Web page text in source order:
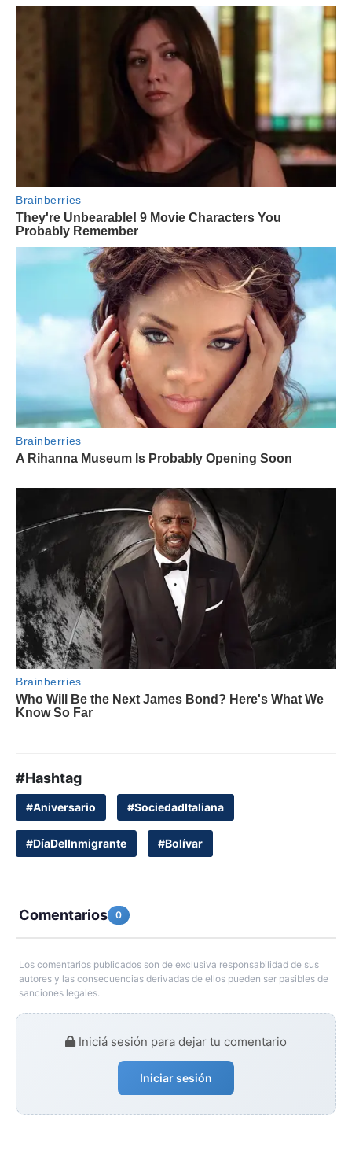
#Hashtag
#Aniversario #SociedadItaliana
#DíaDelInmigrante #Bolívar
Comentarios 0
Los comentarios publicados son de exclusiva responsabilidad de sus
autores y las consecuencias derivadas de ellos pueden ser pasibles de
sanciones legales.
Iniciá sesión para dejar tu comentario
Iniciar sesión